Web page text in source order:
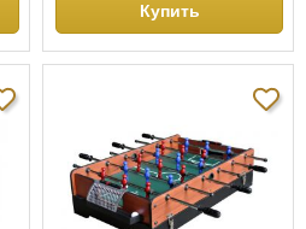
Купить